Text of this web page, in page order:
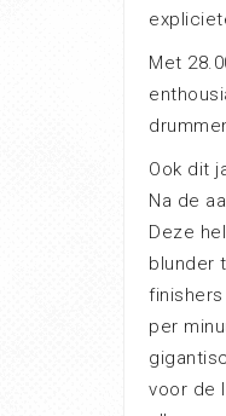
Met
Ook dit
Na de
Deze
blunder
per
voor de